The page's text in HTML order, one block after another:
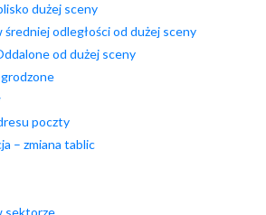
dużej sceny
odległości od dużej sceny
od dużej sceny
poczty
– zmiana tablic
sektorze